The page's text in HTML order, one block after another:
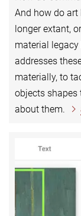
And how do
longer extant,
material legacy
addresses
materially, to
objects shapes
about them.